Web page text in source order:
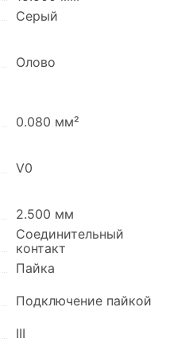
Серый
Олово
0.080 мм²
V0
2.500 мм
Соединительный
контакт
Пайка
Подключение пайкой
III